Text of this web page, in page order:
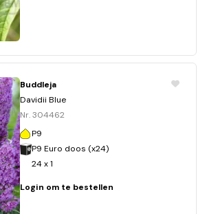
Buddleja
Davidii Blue
Nr. 304462
P9
P9 Euro doos (x24)
24 x 1
Login om te bestellen